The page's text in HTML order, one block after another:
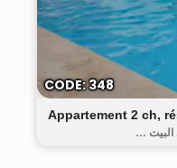
Appartement 2 ch,
...
CODE: 348